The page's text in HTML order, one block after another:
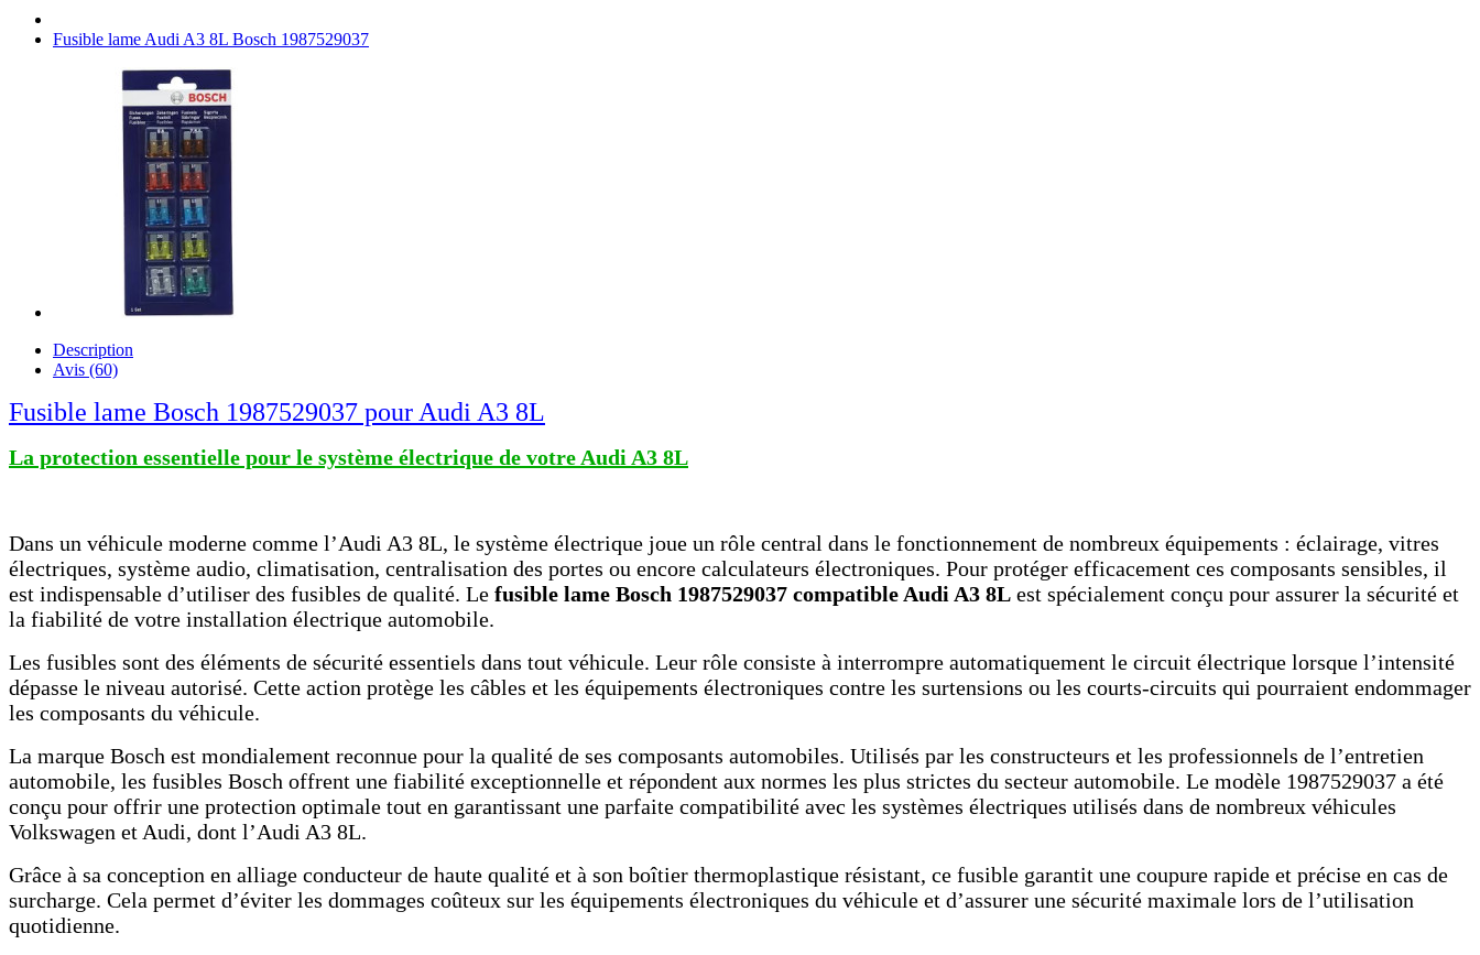
Fusible lame Audi A3 8L Bosch 1987529037
Description
Avis (60)
Fusible lame Bosch 1987529037 pour Audi A3 8L
La protection essentielle pour le système électrique de votre Audi A3 8L
Dans un véhicule moderne comme l’Audi A3 8L, le système électrique joue un rôle central dans le fonctionnement de nombreux équipements : éclairage, vitres
électriques, système audio, climatisation, centralisation des portes ou encore calculateurs électroniques. Pour protéger efficacement ces composants sensibles, il
est indispensable d’utiliser des fusibles de qualité. Le fusible lame Bosch 1987529037 compatible Audi A3 8L est spécialement conçu pour assurer la sécurité et
la fiabilité de votre installation électrique automobile.
Les fusibles sont des éléments de sécurité essentiels dans tout véhicule. Leur rôle consiste à interrompre automatiquement le circuit électrique lorsque l’intensité
dépasse le niveau autorisé. Cette action protège les câbles et les équipements électroniques contre les surtensions ou les courts-circuits qui pourraient endommager
les composants du véhicule.
La marque Bosch est mondialement reconnue pour la qualité de ses composants automobiles. Utilisés par les constructeurs et les professionnels de l’entretien
automobile, les fusibles Bosch offrent une fiabilité exceptionnelle et répondent aux normes les plus strictes du secteur automobile. Le modèle 1987529037 a été
conçu pour offrir une protection optimale tout en garantissant une parfaite compatibilité avec les systèmes électriques utilisés dans de nombreux véhicules
Volkswagen et Audi, dont l’Audi A3 8L.
Grâce à sa conception en alliage conducteur de haute qualité et à son boîtier thermoplastique résistant, ce fusible garantit une coupure rapide et précise en cas de
surcharge. Cela permet d’éviter les dommages coûteux sur les équipements électroniques du véhicule et d’assurer une sécurité maximale lors de l’utilisation
quotidienne.